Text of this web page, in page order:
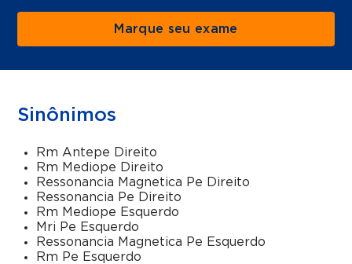
Marque seu exame
Sinônimos
Rm Antepe Direito
Rm Mediope Direito
Ressonancia Magnetica Pe Direito
Ressonancia Pe Direito
Rm Mediope Esquerdo
Mri Pe Esquerdo
Ressonancia Magnetica Pe Esquerdo
Rm Pe Esquerdo